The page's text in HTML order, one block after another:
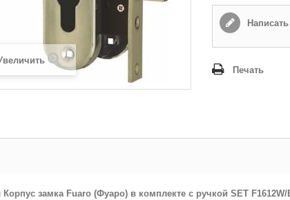
Печать
Корпус замка Fuaro (Фуаро) в комплекте с ручкой SET F1612W/